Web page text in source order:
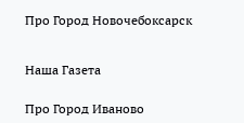
Про Город Новочебоксарск
Наша Газета
Про Город Иваново